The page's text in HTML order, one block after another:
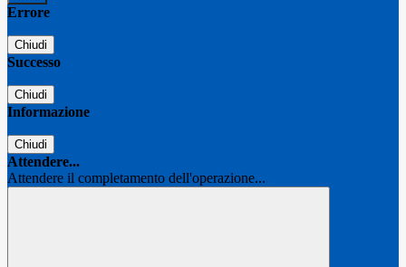
Errore
Chiudi
Successo
Chiudi
Informazione
Chiudi
Attendere...
Attendere il completamento dell'operazione...